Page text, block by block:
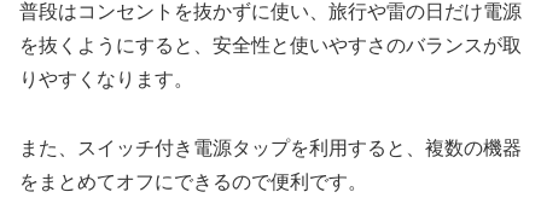
普段はコンセントを抜かずに使い、旅行や雷の日だけ電源
を抜くようにすると、安全性と使いやすさのバランスが取
りやすくなります。
また、スイッチ付き電源タップを利用すると、複数の機器
をまとめてオフにできるので便利です。